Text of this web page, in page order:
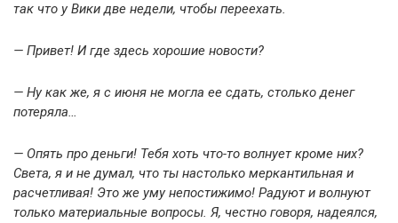
так что у Вики две недели, чтобы переехать.
— Привет! И где здесь хорошие новости?
— Ну как же, я с июня не могла ее сдать, столько денег
потеряла…
— Опять про деньги! Тебя хоть что-то волнует кроме них?
Света, я и не думал, что ты настолько меркантильная и
расчетливая! Это же уму непостижимо! Радуют и волнуют
только материальные вопросы. Я, честно говоря, надеялся,